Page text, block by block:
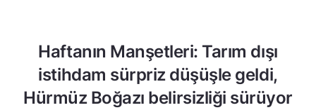
Haftanın Manşetleri: Tarım dışı
istihdam sürpriz düşüşle geldi,
Hürmüz Boğazı belirsizliği sürüyor